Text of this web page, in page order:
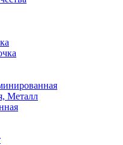
Металл